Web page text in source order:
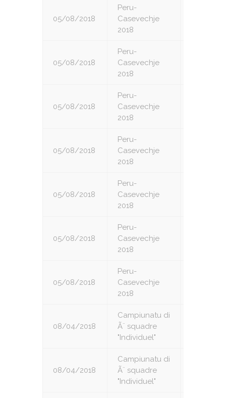
05/08/2018
Peru-
Casevechje
2018
05/08/2018
Peru-
Casevechje
2018
05/08/2018
Peru-
Casevechje
2018
05/08/2018
Peru-
Casevechje
2018
05/08/2018
Peru-
Casevechje
2018
05/08/2018
Peru-
Casevechje
2018
05/08/2018
Peru-
Casevechje
2018
08/04/2018
Campiunatu di
Ã¨ squadre
"Individuel"
08/04/2018
Campiunatu di
Ã¨ squadre
"Individuel"